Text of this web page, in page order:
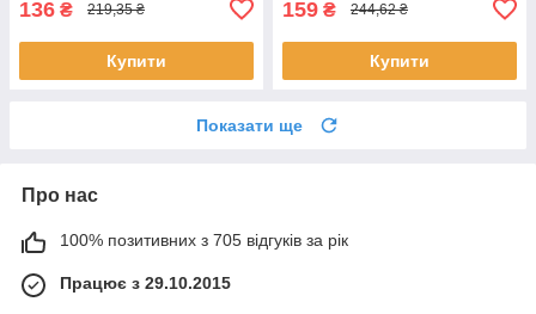
136 ₴ 219,35 ₴
Купити
159 ₴ 244,62 ₴
Купити
Показати ще
Про нас
100% позитивних з 705 відгуків за рік
Працює з 29.10.2015